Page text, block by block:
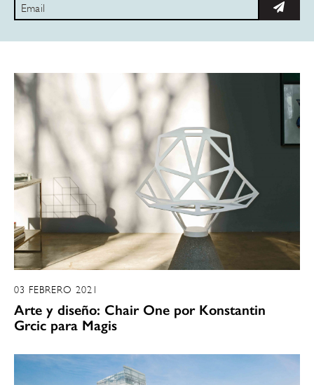
03 FEBRERO 2021
Arte y diseño: Chair One por Konstantin
Grcic para Magis